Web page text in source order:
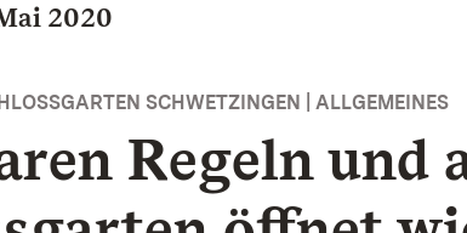
2020
SCHWETZINGEN | ALLGEMEINES
Regeln und